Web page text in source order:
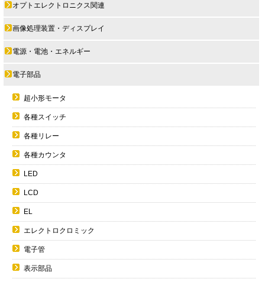
オプトエレクトロニクス関連
画像処理装置・ディスプレイ
電源・電池・エネルギー
電子部品
超小形モータ
各種スイッチ
各種リレー
各種カウンタ
LED
LCD
EL
エレクトロクロミック
電子管
表示部品